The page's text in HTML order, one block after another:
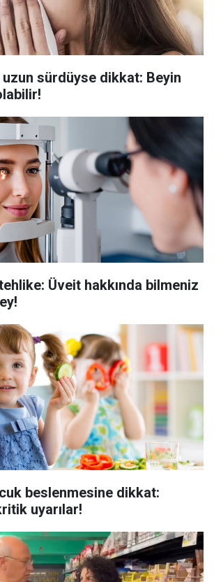
uzun sürdüyse dikkat: Beyin
Üveit hakkında bilmeniz
beslenmesine dikkat:
uyarılar!